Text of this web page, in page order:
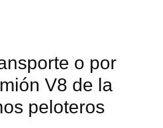
o por
V8 de la
peloteros